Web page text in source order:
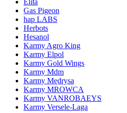
Elita
Gas Pigeon
hap LABS
Herbots
Hesanol
Karmy Agro King
Karmy Elpol
Karmy Gold Wings
Karmy Mdm
Karmy Mędrysa
Karmy MROWCA
Karmy VANROBAEYS
Karmy Versele-Laga